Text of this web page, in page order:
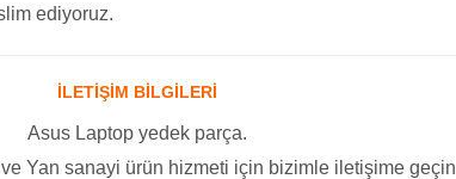
ediyoruz.
İLETİŞİM BİLGİLERİ
Asus Laptop yedek parça.
ve Yan sanayi ürün hizmeti için bizimle iletişime geçin